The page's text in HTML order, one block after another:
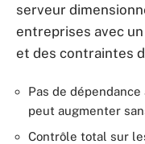
serveur
entreprises avec
et des contraintes
Pas de
peut augmenter
Contrôle total sur